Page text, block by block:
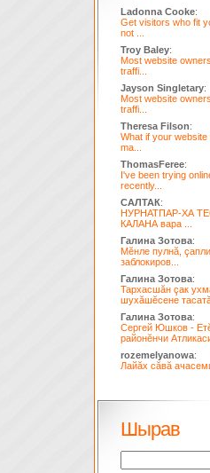
Ladonna Cooke:
Get visitors who fit
not ...
Troy Baley:
Most website
traffi...
Jayson Singletary:
Most website
traffi...
Theresa Filson:
What if your
ma...
ThomasFeree:
I've been trying
recently...
САЛТАК:
НУРНАТПАР-ХА
КАЛАНА вара ...
Галина Зотова:
Мĕнле пулнă,
заблокиров...
Галина Зотова:
Тархасшăн çак
шухăшĕсене
Галина Зотова:
Сергей Юшков -
районĕнчи
rozemelyanowa:
Лайăх сăвă
Шырав